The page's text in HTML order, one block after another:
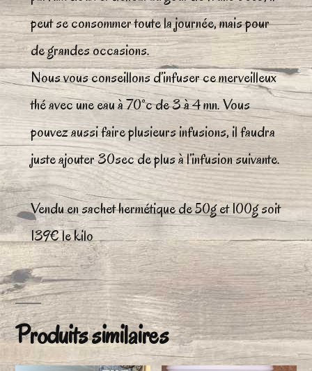
peut se consommer toute la journée, mais pour
de grandes occasions.
Nous vous conseillons d’infuser ce merveilleux
thé avec une eau à 70°c de 3 à 4 mn. Vous
pouvez aussi faire plusieurs infusions, il faudra
juste ajouter 30sec de plus à l’infusion suivante.
Vendu en sachet hermétique de 50g et 100g soit
139€ le kilo
Produits similaires